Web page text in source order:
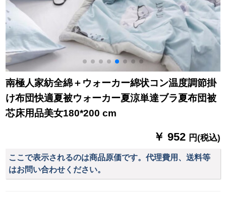
南極人家紡全綿＋ウォーカー綿状コン温度調節掛
け布団快適夏被ウォーカー夏涼単達ブラ夏布団被
芯床用品美女180*200 cm
￥ 952 円(税込)
ここで表示されるのは商品原価です。代理費用、送料等
はお問い合わせください。